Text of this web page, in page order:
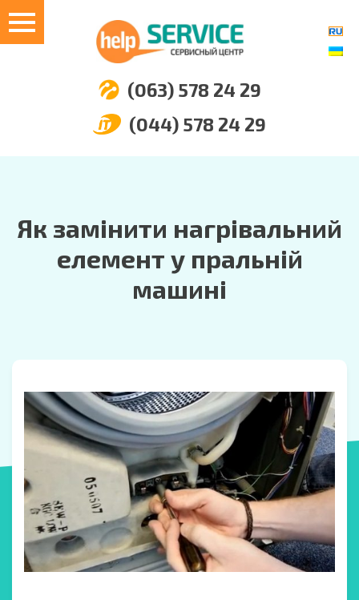
(063) 578 24 29
(044) 578 24 29
Як замінити нагрівальний
елемент у пральній
машині